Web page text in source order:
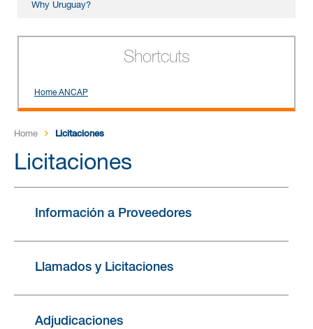
Why Uruguay?
Shortcuts
Home ANCAP
Home Licitaciones
Licitaciones
Información a Proveedores
Llamados y Licitaciones
Adjudicaciones